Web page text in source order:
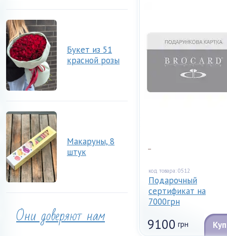
Букет из 51
красной розы
Макаруны, 8
штук
Они доверяют нам
...
код товара: 0512
Подарочный
сертификат на
7000грн
9100 грн